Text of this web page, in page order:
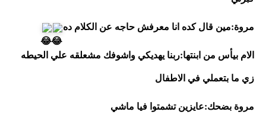
مروة:مين قال كده انا معرفش حاجه عن الكلام ده
زي ما بتعملي في الاطفال
مروة بضحك:عايزين تشمتوا فيا ماشي